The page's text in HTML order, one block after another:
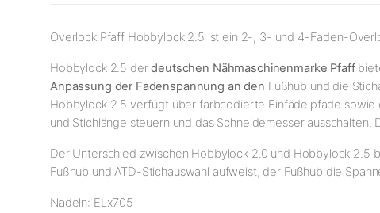
Overlock Pfaff Hobbylock 2.5 ist ein 2-, 3- und 4-Faden-
Hobbylock 2.5 derdeutschen Nähmaschinenmarke Pfaff
Anpassung der Fadenspannung an den Fußhub und die
Hobbylock 2.5 verfügt über farbcodierte Einfädelpfade sowie
und Stichlänge steuern und das Schneidemesser
Der Unterschied zwischen Hobbylock 2.0 und Hobbylock 2.5
Fußhub und ATD-Stichauswahl aufweist, der Fußhub die
Nadeln: ELx705